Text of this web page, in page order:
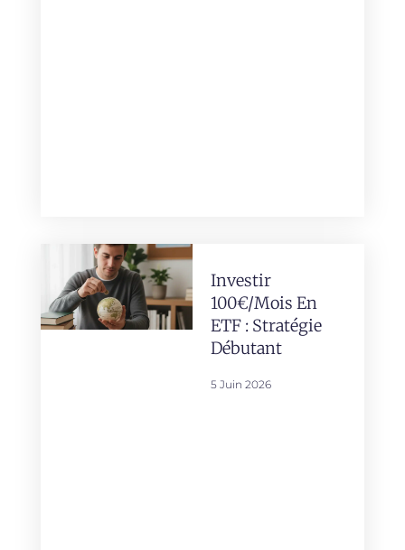
Investir
100€/mois En
ETF : Stratégie
Débutant
5 Juin 2026